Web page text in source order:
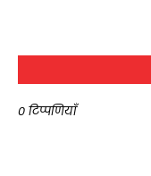
0 टिप्पणियाँ